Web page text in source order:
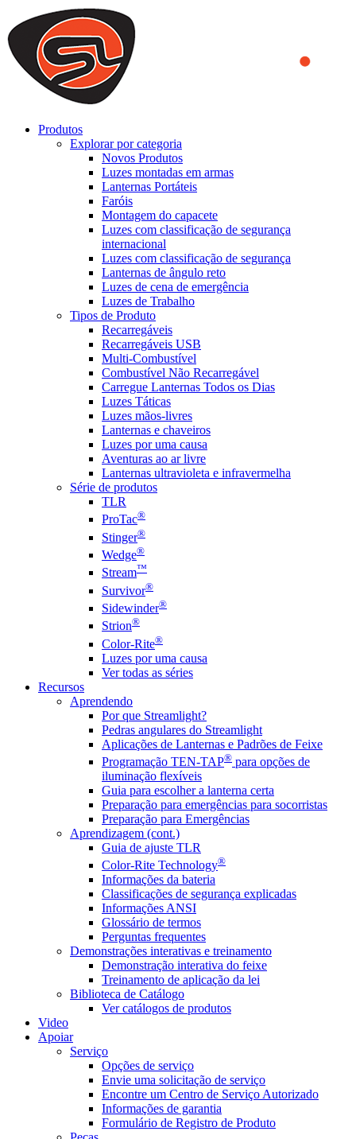
We use cookies to ensure that we provide you the best experience
on our website. By continuing to browse this website, you accept
that cookies are used to help us analyze how the website is used and
to offer you a better experience. To learn more or to find out how
you can disable cookies, you can access our
Produtos
Explorar por categoria
Novos Produtos
Luzes montadas em armas
Lanternas Portáteis
Faróis
Montagem do capacete
Luzes com classificação de segurança
internacional
Luzes com classificação de segurança
Lanternas de ângulo reto
Luzes de cena de emergência
Luzes de Trabalho
Tipos de Produto
Recarregáveis
Recarregáveis USB
Multi-Combustível
Combustível Não Recarregável
Carregue Lanternas Todos os Dias
Luzes Táticas
Luzes mãos-livres
Lanternas e chaveiros
Luzes por uma causa
Aventuras ao ar livre
Lanternas ultravioleta e infravermelha
Série de produtos
TLR
ProTac®
Stinger®
Wedge®
Stream™
Survivor®
Sidewinder®
Strion®
Color-Rite®
Luzes por uma causa
Ver todas as séries
Recursos
Aprendendo
Por que Streamlight?
Pedras angulares do Streamlight
Aplicações de Lanternas e Padrões de Feixe
Programação TEN-TAP® para opções de
iluminação flexíveis
Guia para escolher a lanterna certa
Preparação para emergências para socorristas
Preparação para Emergências
Aprendizagem (cont.)
Guia de ajuste TLR
Color-Rite Technology®
Informações da bateria
Classificações de segurança explicadas
Informações ANSI
Glossário de termos
Perguntas frequentes
Demonstrações interativas e treinamento
Demonstração interativa do feixe
Treinamento de aplicação da lei
Biblioteca de Catálogo
Ver catálogos de produtos
Video
Apoiar
Serviço
Opções de serviço
Envie uma solicitação de serviço
Encontre um Centro de Serviço Autorizado
Informações de garantia
Formulário de Registro de Produto